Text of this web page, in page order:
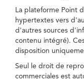
La plateforme Point
hypertextes vers
d'autres sources
contenu intégré).
disposition
Seul le droit de
commerciales est